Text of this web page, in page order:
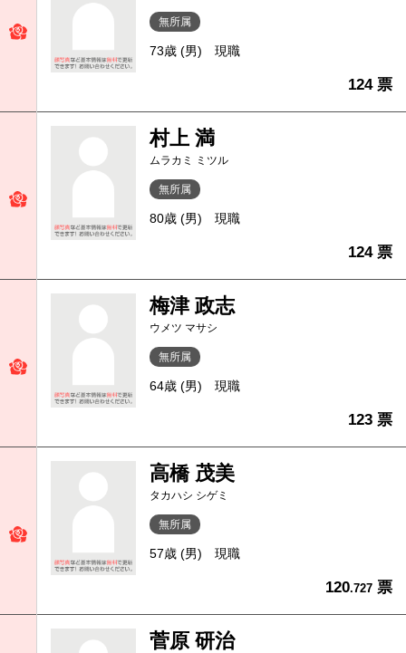
無所属
73歳 (男) 現職
124 票
村上 満
ムラカミ ミツル
無所属
80歳 (男) 現職
124 票
梅津 政志
ウメツ マサシ
無所属
64歳 (男) 現職
123 票
高橋 茂美
タカハシ シゲミ
無所属
57歳 (男) 現職
120.727 票
菅原 研治